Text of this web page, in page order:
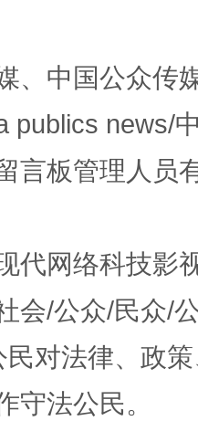
、中国公众传
publics news/
言板管理人员
代网络科技影
会/公众/民众/
民对法律、政
守法公民。